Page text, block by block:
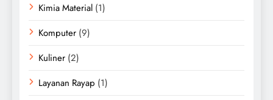
Kimia Material (1)
Komputer (9)
Kuliner (2)
Layanan Rayap (1)